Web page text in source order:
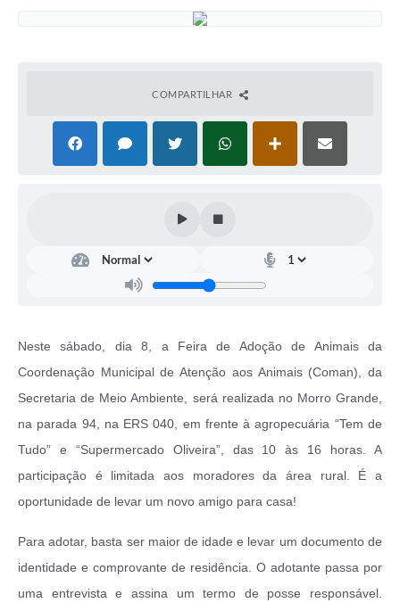
COMPARTILHAR
Neste sábado, dia 8, a Feira de Adoção de Animais da
Coordenação Municipal de Atenção aos Animais (Coman), da
Secretaria de Meio Ambiente, será realizada no Morro Grande,
na parada 94, na ERS 040, em frente à agropecuária “Tem de
Tudo” e “Supermercado Oliveira”, das 10 às 16 horas. A
participação é limitada aos moradores da área rural. É a
oportunidade de levar um novo amigo para casa!
Para adotar, basta ser maior de idade e levar um documento de
identidade e comprovante de residência. O adotante passa por
uma entrevista e assina um termo de posse responsável.